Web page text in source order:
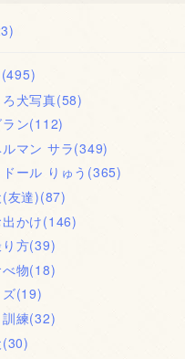
(495)
犬写真(58)
ラン(112)
ルマン サラ(349)
ール りゅう (365)
友達)(87)
かけ(146)
方(39)
物(18)
(19)
練(32)
(30)